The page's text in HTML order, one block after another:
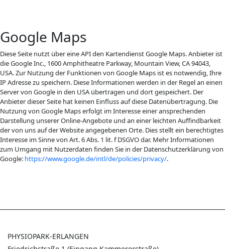
Google Maps
Diese Seite nutzt über eine API den Kartendienst Google Maps. Anbieter ist
die Google Inc., 1600 Amphitheatre Parkway, Mountain View, CA 94043,
USA. Zur Nutzung der Funktionen von Google Maps ist es notwendig, Ihre
IP Adresse zu speichern. Diese Informationen werden in der Regel an einen
Server von Google in den USA übertragen und dort gespeichert. Der
Anbieter dieser Seite hat keinen Einfluss auf diese Datenübertragung. Die
Nutzung von Google Maps erfolgt im Interesse einer ansprechenden
Darstellung unserer Online-Angebote und an einer leichten Auffindbarkeit
der von uns auf der Website angegebenen Orte. Dies stellt ein berechtigtes
Interesse im Sinne von Art. 6 Abs. 1 lit. f DSGVO dar. Mehr Informationen
zum Umgang mit Nutzerdaten finden Sie in der Datenschutzerklärung von
Google: https://www.google.de/intl/de/policies/privacy/.
PHYSIOPARK-ERLANGEN